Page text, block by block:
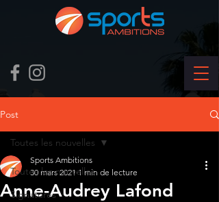
Post
Toutes les nouvelles
Signatures
Toutes les nouvelles
Anne-Audrey Lafond
Sports Ambitions
30 mars 2021 1 min de lecture